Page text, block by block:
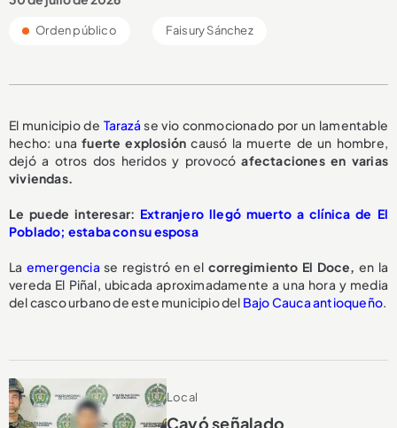
Orden público Faisury Sánchez
El municipio de Tarazá se vio conmocionado por un lamentable
hecho: unafuerte explosión causó la muerte de un hombre,
dejó a otros dos heridos y provocóafectaciones en varias
viviendas.
Le puede interesar: Extranjero llegó muerto a clínica de El
Poblado; estaba con su esposa
La emergencia se registró en el corregimiento El Doce, en la
vereda El Piñal, ubicada aproximadamente a una hora y media
del casco urbano de este municipio del Bajo Cauca antioqueño.
Local
Cayó señalado